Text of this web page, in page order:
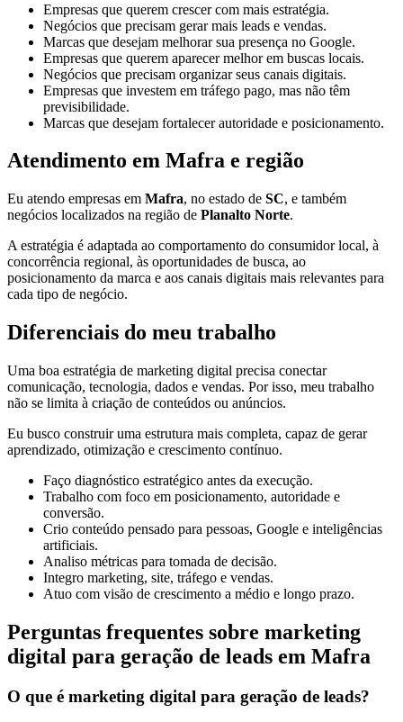
Empresas que querem crescer com mais estratégia.
Negócios que precisam gerar mais leads e vendas.
Marcas que desejam melhorar sua presença no Google.
Empresas que querem aparecer melhor em buscas locais.
Negócios que precisam organizar seus canais digitais.
Empresas que investem em tráfego pago, mas não têm
previsibilidade.
Marcas que desejam fortalecer autoridade e posicionamento.
Atendimento em Mafra e região
Eu atendo empresas em Mafra, no estado de SC, e também
negócios localizados na região de Planalto Norte.
A estratégia é adaptada ao comportamento do consumidor local, à
concorrência regional, às oportunidades de busca, ao
posicionamento da marca e aos canais digitais mais relevantes para
cada tipo de negócio.
Diferenciais do meu trabalho
Uma boa estratégia de marketing digital precisa conectar
comunicação, tecnologia, dados e vendas. Por isso, meu trabalho
não se limita à criação de conteúdos ou anúncios.
Eu busco construir uma estrutura mais completa, capaz de gerar
aprendizado, otimização e crescimento contínuo.
Faço diagnóstico estratégico antes da execução.
Trabalho com foco em posicionamento, autoridade e
conversão.
Crio conteúdo pensado para pessoas, Google e inteligências
artificiais.
Analiso métricas para tomada de decisão.
Integro marketing, site, tráfego e vendas.
Atuo com visão de crescimento a médio e longo prazo.
Perguntas frequentes sobre marketing
digital para geração de leads em Mafra
O que é marketing digital para geração de leads?